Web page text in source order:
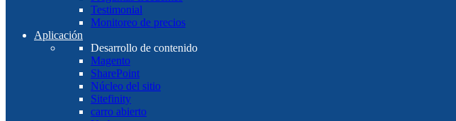
Testimonial
Monitoreo de precios
Aplicación
Desarrollo de contenido
Magento
SharePoint
Núcleo del sitio
Sitefinity
carro abierto